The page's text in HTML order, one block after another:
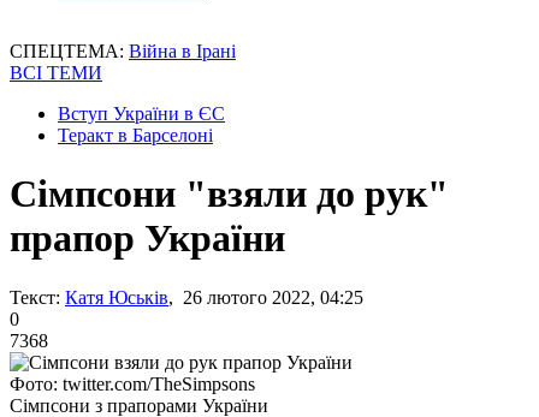
СПЕЦТЕМА: Війна в Ірані
ВСІ ТЕМИ
Вступ України в ЄС
Теракт в Барселоні
Сімпсони "взяли до рук"
прапор України
Текст: Катя Юськів, 26 лютого 2022, 04:25
0
7368
Фото: twitter.com/TheSimpsons
Сімпсони з прапорами України